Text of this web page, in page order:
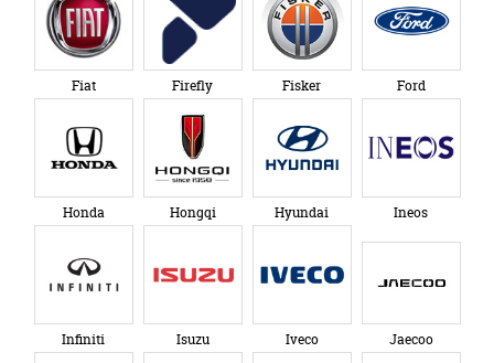
Fiat Firefly Fisker Ford
Honda Hongqi Hyundai Ineos
Infiniti Isuzu Iveco Jaecoo